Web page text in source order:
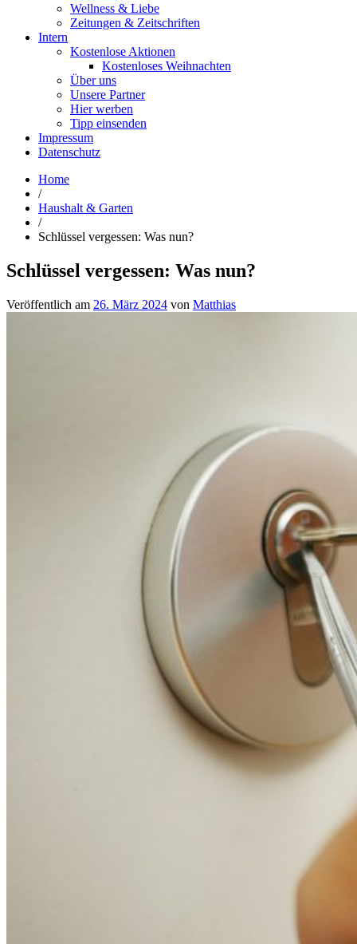
Wellness & Liebe
Zeitungen & Zeitschriften
Intern
Kostenlose Aktionen
Kostenloses Weihnachten
Über uns
Unsere Partner
Hier werben
Tipp einsenden
Impressum
Datenschutz
Home
/
Haushalt & Garten
/
Schlüssel vergessen: Was nun?
Schlüssel vergessen: Was nun?
Veröffentlich am 26. März 2024 von Matthias